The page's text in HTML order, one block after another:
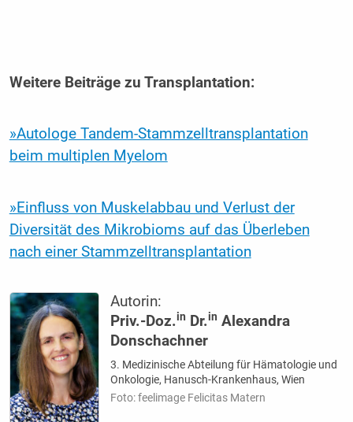
Weitere Beiträge zu Transplantation:
»Autologe Tandem-Stammzelltransplantation
beim multiplen Myelom
»Einfluss von Muskelabbau und Verlust der
Diversität des Mikrobioms auf das Überleben
nach einer Stammzelltransplantation
Autorin:
Priv.-Doz.in Dr.in Alexandra
Donschachner
3. Medizinische Abteilung für Hämatologie und
Onkologie, Hanusch-Krankenhaus, Wien
Foto: feelimage Felicitas Matern